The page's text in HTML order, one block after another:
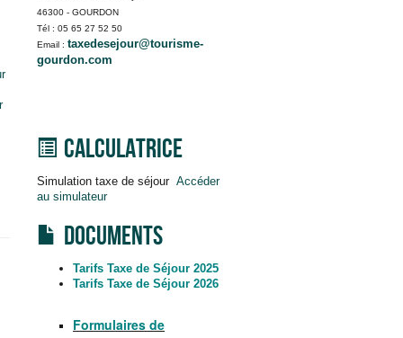
46300 - GOURDON
Tél : 05 65 27 52 50
Email : taxedesejour@tourisme-
gourdon.com
Calculatrice
Simulation taxe de séjour Accéder
au simulateur
Documents
Tarifs Taxe de Séjour 2025
Tarifs Taxe de Séjour 2026
Formulaires de